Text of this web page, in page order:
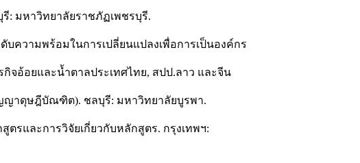
มหาวิทยาลัยราชภัฏเพชรบุรี.
บความพร้อมในการเปลี่ยนแปลงเพื่อการเป็นองค์กร
อ้อยและน้ำตาลประเทศไทย, สปป.ลาว และจีน
าดุษฎีบัณฑิต). ชลบุรี: มหาวิทยาลัยบูรพา.
รและการวิจัยเกี่ยวกับหลักสูตร. กรุงเทพฯ: